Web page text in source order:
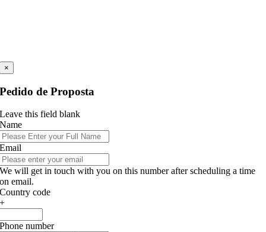
×
Pedido de Proposta
Leave this field blank
Name
Email
We will get in touch with you on this number after scheduling a time
on email.
Country code
+
Phone number